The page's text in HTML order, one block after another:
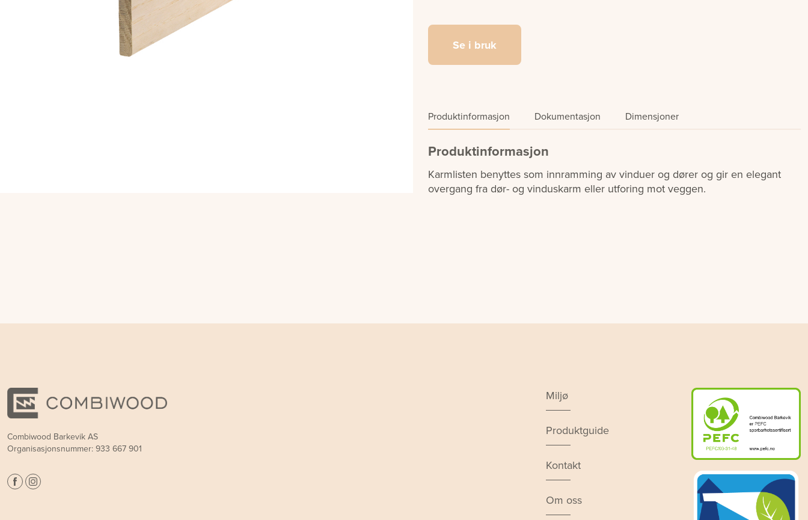
Se i bruk
Produktinformasjon Dokumentasjon Dimensjoner
Produktinformasjon
Karmlisten benyttes som innramming av vinduer og dører og gir en elegant
overgang fra dør- og vinduskarm eller utforing mot veggen.
Combiwood Barkevik AS
Organisasjonsnummer: 933 667 901
Miljø
Produktguide
Kontakt
Om oss